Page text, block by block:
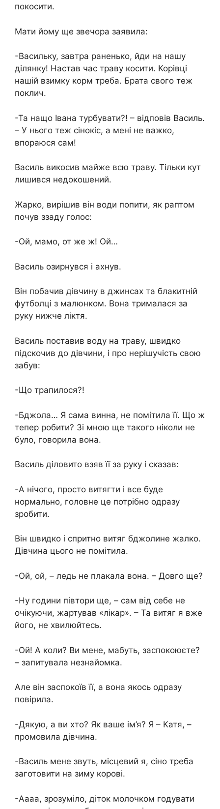
покосити.
Мати йому ще звечора заявила:
-Васильку, завтра раненько, йди на нашу
ділянку! Настав час траву косити. Корівці
нашій взимку корм треба. Брата свого теж
поклич.
-Та нащо Івана турбувати?! – відповів Василь.
– У нього теж сінокіс, а мені не важко,
впораюся сам!
Василь викосив майже всю траву. Тільки кут
лишився недокошений.
Жарко, вирішив він води попити, як раптом
почув ззаду голос:
-Ой, мамо, от же ж! Ой…
Василь озирнувся і ахнув.
Він побачив дівчину в джинсах та блакитній
футболці з малюнком. Вона трималася за
руку нижче ліктя.
Василь поставив воду на траву, швидко
підскочив до дівчини, і про нерішучість свою
забув:
-Що трапилося?!
-Бджола… Я сама винна, не помітила її. Що ж
тепер робити? Зі мною ще такого ніколи не
було, говорила вона.
Василь діловито взяв її за руку і сказав:
-А нічого, просто витягти і все буде
нормально, головне це потрібно одразу
зробити.
Він швидко і спритно витяг бджолине жалко.
Дівчина цього не помітила.
-Ой, ой, – ледь не плакала вона. – Довго ще?
-Ну години півтори ще, – сам від себе не
очікуючи, жартував «лікар». – Та витяг я вже
його, не хвилюйтесь.
-Ой! А коли? Ви мене, мабуть, заспокоюєте?
– запитувала незнайомка.
Але він заспокоїв її, а вона якось одразу
повірила.
-Дякую, а ви хто? Як ваше ім’я? Я – Катя, –
промовила дівчина.
-Василь мене звуть, місцевий я, сіно треба
заготовити на зиму корові.
-Аааа, зрозуміло, діток молочком годувати